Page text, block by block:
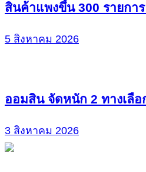
สินค้าแพงขึ้น 300 รายกา
5 สิงหาคม 2026
ออมสิน จัดหนัก 2 ทางเลื
3 สิงหาคม 2026